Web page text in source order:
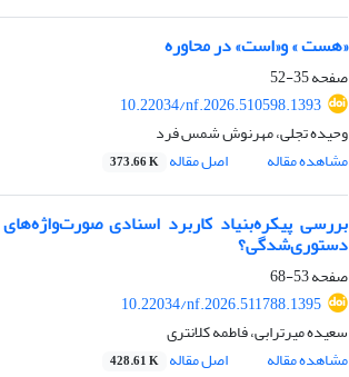
«هست » و«است» در محاوره
صفحه35-52
10.22034/nf.2026.510598.1393
وحیده تجلی، مهرنوش شمس فرد
مشاهده مقاله
اصل مقاله 373.66 K
بررسی پیکره‌بنیاد کاربرد اسنادی
دستوری‌شدگی؟
صفحه53-68
10.22034/nf.2026.511788.1395
سعیده میرترابی، فاطمه کلانتری
مشاهده مقاله
اصل مقاله 428.61 K